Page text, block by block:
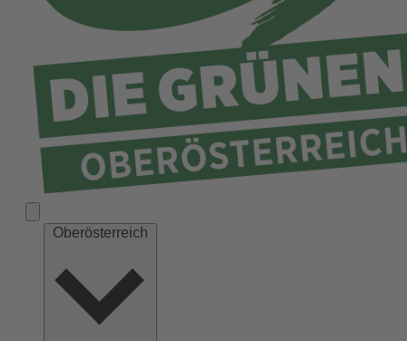
Ried
Schärding
Steyr
Steyr-Land
Urfahr-Umgebung
Vöcklabruck
Oberösterreich